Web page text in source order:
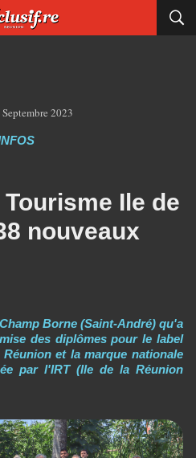
2023
Ile de
nouveaux
Borne (Saint-André) qu'a
des diplômes pour le label
et la marque nationale
par l'IRT (Ile de la Réunion